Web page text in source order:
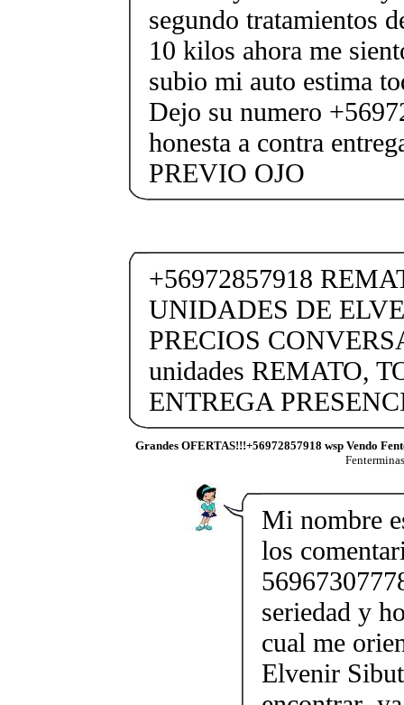
segundo tratamientos
10 kilos ahora me
subio mi auto estima
Dejo su numero
honesta a contra
PREVIO OJO
+56972857918
UNIDADES DE
PRECIOS
unidades REMATO,
ENTREGA
Grandes OFERTAS!!!+56972857918 wsp Vendo
Mi nombre
los
seriedad y
cual me
Elvenir